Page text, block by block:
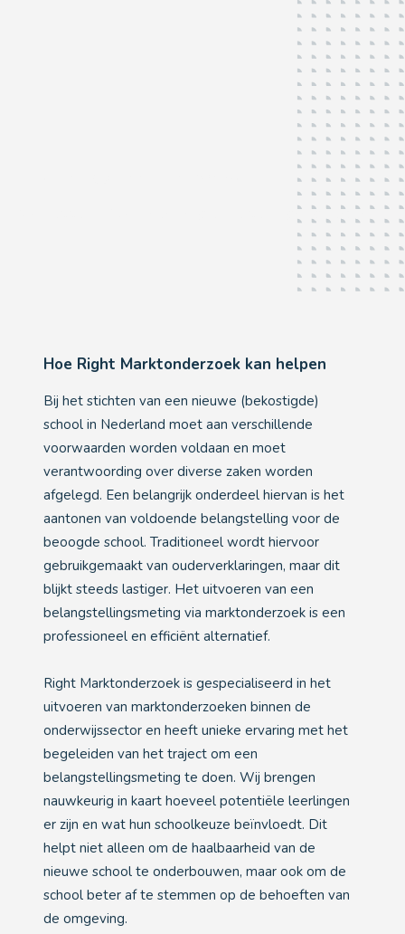
Wij hebben al 30 jaar ervaring en helpen u graag verder...
Hoe Right Marktonderzoek kan helpen
Bij het stichten van een nieuwe (bekostigde)
school in Nederland moet aan verschillende
voorwaarden worden voldaan en moet
verantwoording over diverse zaken worden
afgelegd. Een belangrijk onderdeel hiervan is het
aantonen van voldoende belangstelling voor de
beoogde school. Traditioneel wordt hiervoor
gebruikgemaakt van ouderverklaringen, maar dit
blijkt steeds lastiger. Het uitvoeren van een
belangstellingsmeting via marktonderzoek is een
professioneel en efficiënt alternatief.
Right Marktonderzoek is gespecialiseerd in het
uitvoeren van marktonderzoeken binnen de
onderwijssector en heeft unieke ervaring met het
begeleiden van het traject om een
belangstellingsmeting te doen. Wij brengen
nauwkeurig in kaart hoeveel potentiële leerlingen
er zijn en wat hun schoolkeuze beïnvloedt. Dit
helpt niet alleen om de haalbaarheid van de
nieuwe school te onderbouwen, maar ook om de
school beter af te stemmen op de behoeften van
de omgeving.